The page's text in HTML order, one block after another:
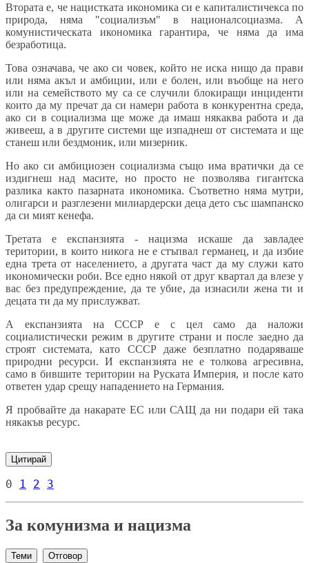
Втората е, че нацистката икономика си е капиталистичекса по
природа, няма "социализъм" в националсоциазма. А
комунистическата икономика гарантира, че няма да има
безработица.
Това означава, че ако си човек, който не иска нищо да прави
или няма акъл и амбиции, или е болен, или въобще на него
или на семейството му са се случили блокиращи инциденти
които да му пречат да си намери работа в конкурентна среда,
ако си в социализма ще може да имаш някаква работа и да
живееш, а в другите системи ще изпаднеш от системата и ще
станеш или бездмоник, или мизерник.
Но ако си амбициозен социализма също има вратички да се
издигнеш над масите, но просто не позволява гигантска
разлика както пазарната икономика. Съответно няма мутри,
олигарси и разглезени милиардерски деца дето със шампанско
да си мият кенефа.
Третата е експанзията - нацизма искаше да завладее
територии, в които никога не е стъпвал германец, и да избие
една трета от населението, а другата част да му служи като
икономически роби. Все едно някой от друг квартал да влезе у
вас без предупреждение, да те убие, да изнасили жена ти и
децата ти да му прислужват.
А експанзията на СССР е с цел само да наложи
социалистически режим в другите страни и после заедно да
строят системата, като СССР даже безплатно подаряваше
природни ресурси. И експанзията не е толкова агресивна,
само в бившите територии на Руската Империя, и после като
ответен удар срещу нападението на Германия.
Я пробвайте да накарате ЕС или САЩ да ни подари ей така
някакъв ресурс.
Цитирай
0 1 2 3
За комунизма и нацизма
Теми Отговор